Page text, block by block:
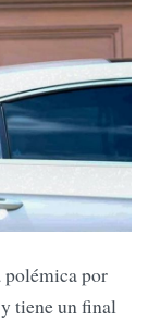
polémica por
tiene un final